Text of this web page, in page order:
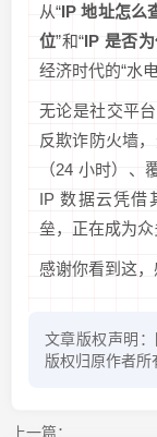
从“IP 地址怎么
位”和“IP 是否
经济时代的“水电
无论是社交平
反欺诈防火墙
（24 小时）、
IP 数据云凭借
垒，正在成为众
感谢你看到这，
文章版权声明
版权归原作者所
上一篇：